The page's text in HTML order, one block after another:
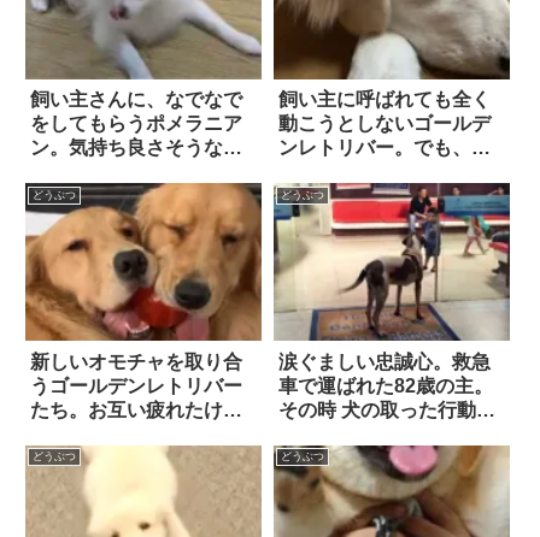
飼い主さんに、なでなで
をしてもらうポメラニア
ン。気持ち良さそうな様
思いきや…こうなっちゃ
う！！
飼い主に呼ばれても全く
動こうとしないゴールデ
ンレトリバー。でも、
と…！
どうぶつ
新しいオモチャを取り合
うゴールデンレトリバー
たち。お互い疲れたけれ
果…？
どうぶつ
涙ぐましい忠誠心。救急
車で運ばれた82歳の主。
その時 犬の取った行動と
どうぶつ どうぶつ